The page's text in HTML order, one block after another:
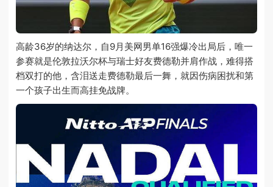
高龄36岁的纳达尔，自9月美网男单16强爆冷出局后，唯一
参赛就是伦敦拉沃尔杯与瑞士好友费德勒并肩作战，难得搭
档双打的他，含泪送走费德勒最后一舞，就因伤病困扰和第
一个孩子出生而高挂免战牌。